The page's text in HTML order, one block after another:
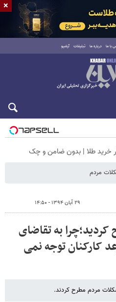
با ما درباره ما تبلیغات آرشیو
مردم
۲۹ آبان ۱۳۹۴ - ۱۴:۵۰
به تقاضای
کارکنان توجه نمی
مردم مطرح کردند.
×